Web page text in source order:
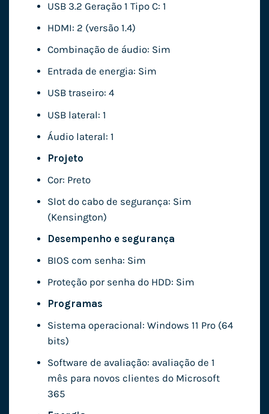
USB 3.2 Geração 1 Tipo C: 1
HDMI: 2 (versão 1.4)
Combinação de áudio: Sim
Entrada de energia: Sim
USB traseiro: 4
USB lateral: 1
Áudio lateral: 1
Projeto
Cor: Preto
Slot do cabo de segurança: Sim
(Kensington)
Desempenho e segurança
BIOS com senha: Sim
Proteção por senha do HDD: Sim
Programas
Sistema operacional: Windows 11 Pro (64
bits)
Software de avaliação: avaliação de 1
mês para novos clientes do Microsoft
365